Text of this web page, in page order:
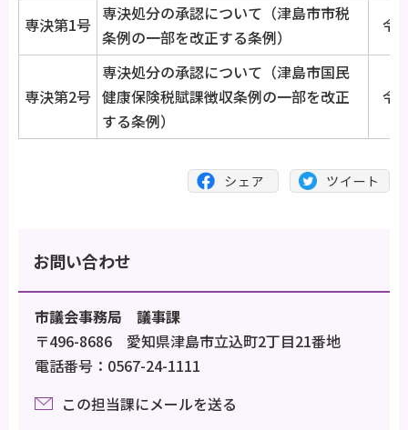
専決第1号
専決処分の承認について（津島市市税
条例の一部を改正する条例）
令
専決第2号
専決処分の承認について（津島市国民
健康保険税賦課徴収条例の一部を改正
する条例）
令
お問い合わせ
市議会事務局 議事課
〒496-8686 愛知県津島市立込町2丁目21番地
電話番号：0567-24-1111
この担当課にメールを送る